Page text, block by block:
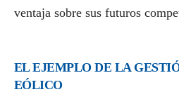
ventaja sobre sus futuros
EL EJEMPLO DE LA
EÓLICO